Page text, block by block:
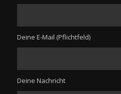
Deine E-Mail (Pflichtfeld)
Deine Nachricht